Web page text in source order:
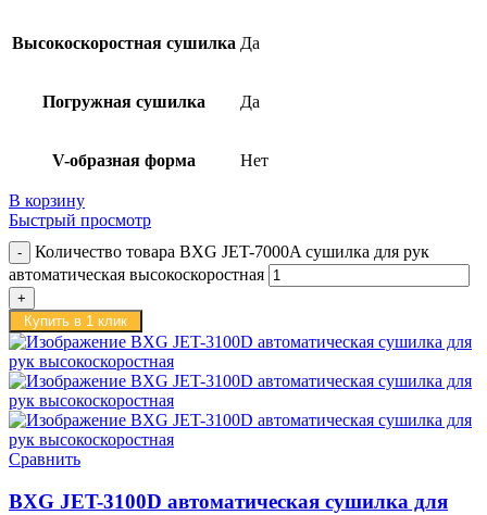
Высокоскоростная сушилка Да
Погружная сушилка Да
V-образная форма Нет
В корзину
Быстрый просмотр
Количество товара BXG JET-7000A сушилка для рук
автоматическая высокоскоростная
Купить в 1 клик
Сравнить
BXG JET-3100D автоматическая сушилка для